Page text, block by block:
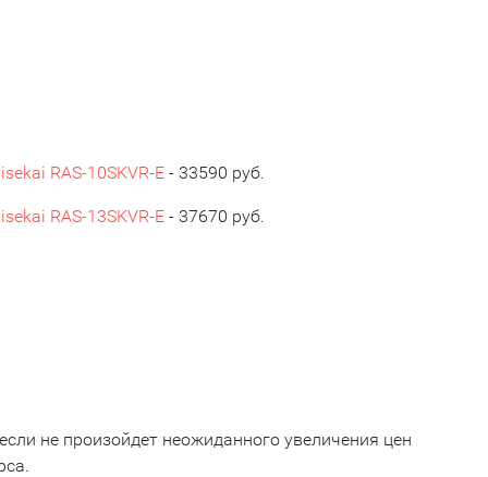
RAS-10SKVR-E - 33590 руб.
RAS-13SKVR-E - 37670 руб.
не произойдет неожиданного увеличения цен